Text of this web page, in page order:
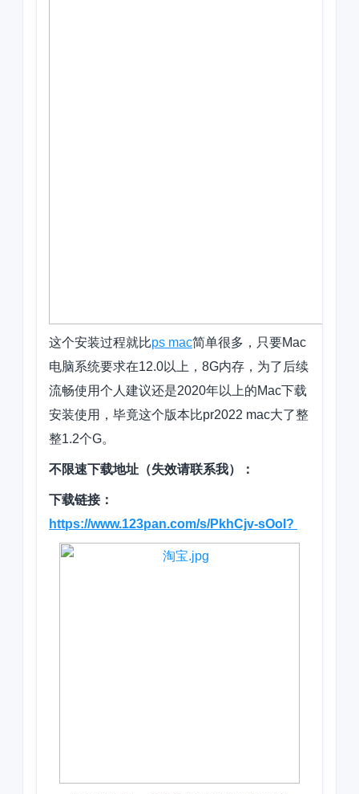
这个安装过程就比ps mac简单很多，只要Mac
电脑系统要求在12.0以上，8G内存，为了后续
流畅使用个人建议还是2020年以上的Mac下载
安装使用，毕竟这个版本比pr2022 mac大了整
整1.2个G。
不限速下载地址（失效请联系我）：
下载链接：
https://www.123pan.com/s/PkhCjv-sOoI?